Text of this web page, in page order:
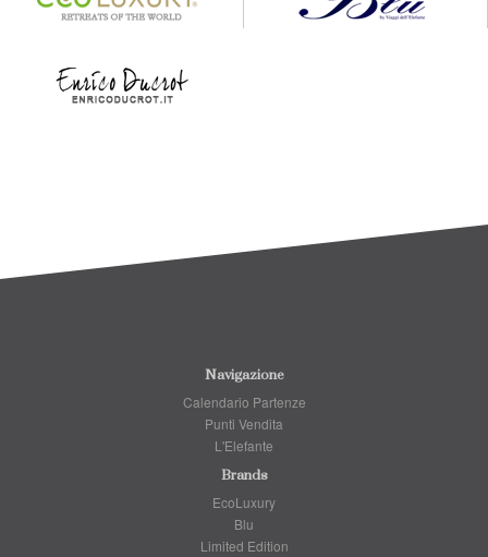
Navigazione
Calendario Partenze
Punti Vendita
L'Elefante
Brands
EcoLuxury
Blu
Limited Edition